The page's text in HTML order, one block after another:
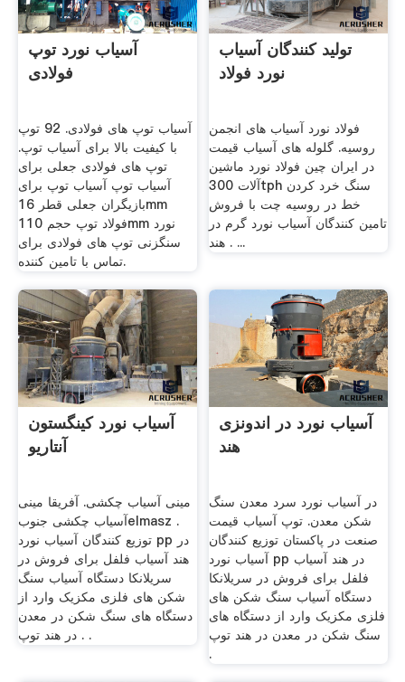
آسیاب نورد توپ
فولادی
آسیاب توپ های فولادی. 92 توپ
با کیفیت بالا برای آسیاب توپ.
توپ های فولادی جعلی برای
آسیاب توپ آسیاب توپ برای
بازیگران جعلی قطر 16mm
فولاد توپ حجم 110mm نورد
سنگزنی توپ های فولادی برای
تماس با تامین کننده.
تولید کنندگان آسیاب
نورد فولاد
فولاد نورد آسیاب های انجمن
روسیه. گلوله های آسیاب قیمت
در ايران چین فولاد نورد ماشین
آلات 300tph سنگ خرد کردن
خط در روسیه چت با فروش
تامین کنندگان آسیاب نورد گرم در
هند . ...
آسیاب نورد کینگستون
آنتاریو
مینی آسیاب چکشی. آفریقا مینی
آسیاب چکشی جنوبelmasz .
توزیع کنندگان آسیاب نورد pp در
هند آسیاب فلفل برای فروش در
سریلانکا دستگاه آسیاب سنگ
شکن های فلزی مکزیک وارد از
دستگاه های سنگ شکن در معدن
در هند توپ . .
آسیاب نورد در اندونزی
هند
در آسیاب نورد سرد معدن سنگ
شکن معدن. توپ آسیاب قیمت
صنعت در پاکستان توزیع کنندگان
آسیاب نورد pp در هند آسیاب
فلفل برای فروش در سریلانکا
دستگاه آسیاب سنگ شکن های
فلزی مکزیک وارد از دستگاه های
سنگ شکن در معدن در هند توپ
.